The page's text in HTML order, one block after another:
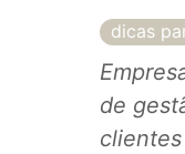
dicas
de
clientes